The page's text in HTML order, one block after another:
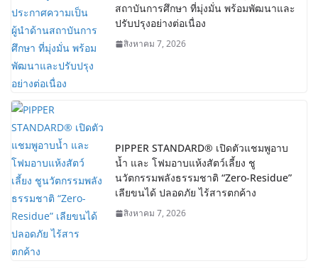
สถาบันการศึกษา ที่มุ่งมั่น พร้อมพัฒนาและ
ปรับปรุงอย่างต่อเนื่อง
สิงหาคม 7, 2026
PIPPER STANDARD® เปิดตัวแชมพูอาบ
น้ำ และ โฟมอาบแห้งสัตว์เลี้ยง ชู
นวัตกรรมพลังธรรมชาติ “Zero-Residue”
เลียขนได้ ปลอดภัย ไร้สารตกค้าง
สิงหาคม 7, 2026